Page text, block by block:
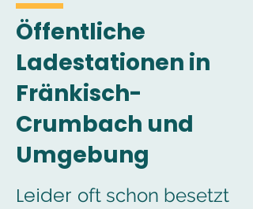
Öffentliche
Ladestationen in
Fränkisch-
Crumbach und
Umgebung
Leider oft schon besetzt